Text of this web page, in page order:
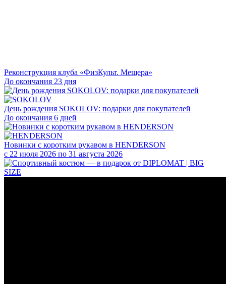
Реконструкция клуба «ФизКульт. Мещера»
До окончания 23 дня
День рождения SOKOLOV: подарки для покупателей
До окончания 6 дней
Новинки с коротким рукавом в HENDERSON
с 22 июля 2026 по 31 августа 2026